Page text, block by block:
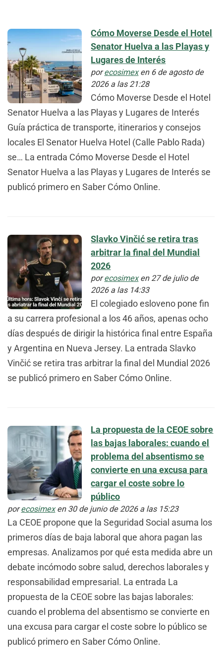
Cómo Moverse Desde el Hotel
Senator Huelva a las Playas y
Lugares de Interés
porecosimexen 6 de agosto de
2026 a las 21:28
Cómo Moverse Desde el Hotel
Senator Huelva a las Playas y Lugares de Interés
Guía práctica de transporte, itinerarios y consejos
locales El Senator Huelva Hotel (Calle Pablo Rada)
se… La entrada Cómo Moverse Desde el Hotel
Senator Huelva a las Playas y Lugares de Interés se
publicó primero en Saber Cómo Online.
Slavko Vinčić se retira tras
arbitrar la final del Mundial
2026
porecosimexen 27 de julio de
2026 a las 14:33
El colegiado esloveno pone fin
a su carrera profesional a los 46 años, apenas ocho
días después de dirigir la histórica final entre España
y Argentina en Nueva Jersey. La entrada Slavko
Vinčić se retira tras arbitrar la final del Mundial 2026
se publicó primero en Saber Cómo Online.
La propuesta de la CEOE sobre
las bajas laborales: cuando el
problema del absentismo se
convierte en una excusa para
cargar el coste sobre lo
público
porecosimexen 30 de junio de 2026 a las 15:23
La CEOE propone que la Seguridad Social asuma los
primeros días de baja laboral que ahora pagan las
empresas. Analizamos por qué esta medida abre un
debate incómodo sobre salud, derechos laborales y
responsabilidad empresarial. La entrada La
propuesta de la CEOE sobre las bajas laborales:
cuando el problema del absentismo se convierte en
una excusa para cargar el coste sobre lo público se
publicó primero en Saber Cómo Online.